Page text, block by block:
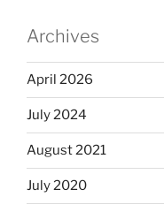
Archives
April 2026
July 2024
August 2021
July 2020